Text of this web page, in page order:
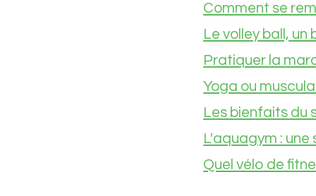
Comment se
Le volley ball,
Pratiquer la
Yoga ou
Les bienfaits du
L'aquagym :
Quel vélo de